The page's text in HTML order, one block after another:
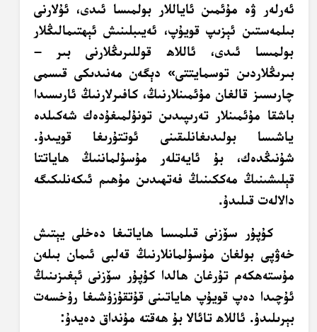
ئەرلەر ۋە مۇئمىن ئاياللار بولمىسا ئىدى، ئۇلارنى
بىلمەستىن ئېزىپ قويۇپ، ئەيىبلىنىش ئېھتىمالىڭلار
بولمىسا ئىدى، ئاللاھ قوللىرىڭلارنى بىر –
بىرىڭلاردىن توسمايتتى» دېگەن مەنىدىكى قىسمى
چارىسىز قالغان مۇئمىنلارنىڭ، كافىرلارنىڭ ئارىسىدا
باشقا مۇئمىنلار تەرىپىدىن تونۇلمىغۇدەك شەكىلدە
ياشىسا بولىدىغانلىقىنى ئوتتۇرىغا قويىدۇ.
شۇنىڭدەك، بۇ ئايەتلەر مۇسۇلماننىڭ ھاياتتا
قېلىشىنىڭ مەككىنىڭ فەتھىدىن مۇھىم ئىكەنلىكىگە
دالالەت قىلىدۇ.
كۇپۇر سۆزنى قىلمىسا ھاياتىغا دەخلى يېتىش
خەۋپى بولغان مۇسۇلمانلارنىڭ قەلبى ئىمان بىلەن
مۇستەھكەم تۇرغان ھالدا كۇپۇر سۆزنى ئېغىزىنىڭ
ئۇچىدا دەپ قويۇپ ھاياتىنى قۇتقۇزۇشىغا رۇخسەت
بېرىلىدۇ. ئاللاھ تائالا بۇ ھەقتە مۇنداق دەيدۇ: